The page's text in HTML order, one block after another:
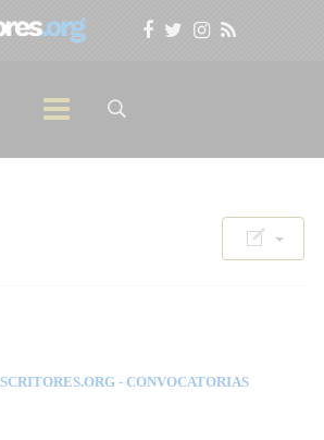
- CONVOCATORIAS